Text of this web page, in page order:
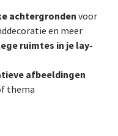
achtergronden voor
en meer
ruimtes in je lay-
afbeeldingen
thema